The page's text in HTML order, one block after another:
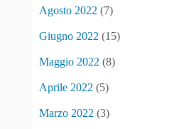
Agosto 2022 (7)
Giugno 2022 (15)
Maggio 2022 (8)
Aprile 2022 (5)
Marzo 2022 (3)